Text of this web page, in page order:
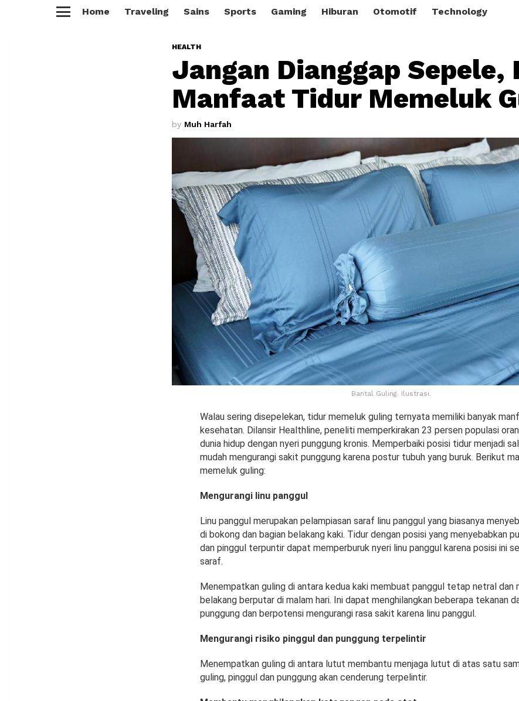
Home Traveling Sains Sports Gaming Hiburan Otomotif Technology
HEALTH
Jangan Dianggap Sepele,
Manfaat Tidur Memeluk
by Muh Harfah
Bantal Guling. Ilustrasi.
Walau sering disepelekan, tidur memeluk guling ternyata memiliki banyak
kesehatan. Dilansir Healthline, peneliti memperkirakan 23 persen populasi
dunia hidup dengan nyeri punggung kronis. Memperbaiki posisi tidur menjadi
mudah mengurangi sakit punggung karena postur tubuh yang buruk. Berikut
memeluk guling:
Mengurangi linu panggul
Linu panggul merupakan pelampiasan saraf linu panggul yang biasanya
di bokong dan bagian belakang kaki. Tidur dengan posisi yang menyebabkan
dan pinggul terpuntir dapat memperburuk nyeri linu panggul karena posisi ini
saraf.
Menempatkan guling di antara kedua kaki membuat panggul tetap netral dan
belakang berputar di malam hari. Ini dapat menghilangkan beberapa tekanan
punggung dan berpotensi mengurangi rasa sakit karena linu panggul.
Mengurangi risiko pinggul dan punggung terpelintir
Menempatkan guling di antara lutut membantu menjaga lutut di atas satu
guling, pinggul dan punggung akan cenderung terpelintir.